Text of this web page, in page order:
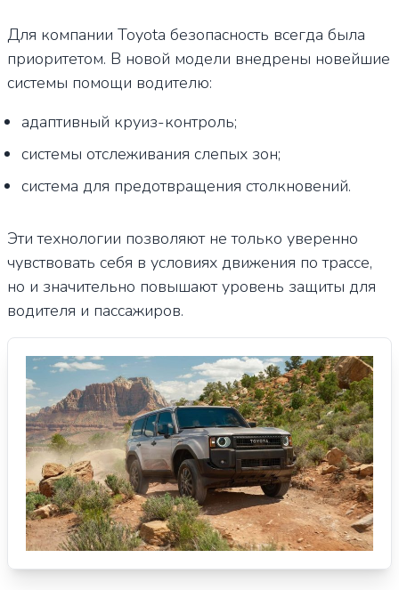
Для компании Toyota безопасность всегда была
приоритетом. В новой модели внедрены новейшие
системы помощи водителю:
адаптивный круиз-контроль;
системы отслеживания слепых зон;
система для предотвращения столкновений.
Эти технологии позволяют не только уверенно
чувствовать себя в условиях движения по трассе,
но и значительно повышают уровень защиты для
водителя и пассажиров.